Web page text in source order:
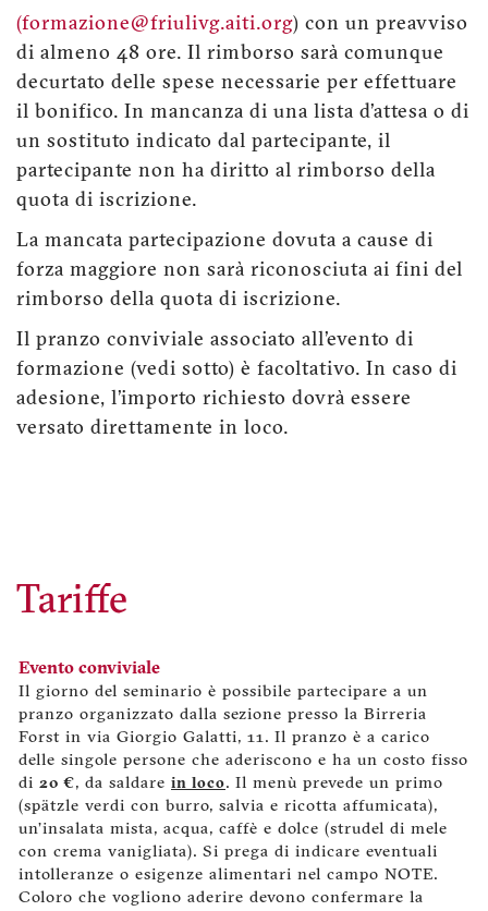
(formazione@friulivg.aiti.org) con un preavviso
di almeno 48 ore. Il rimborso sarà comunque
decurtato delle spese necessarie per effettuare
il bonifico. In mancanza di una lista d’attesa o di
un sostituto indicato dal partecipante, il
partecipante non ha diritto al rimborso della
quota di iscrizione.
La mancata partecipazione dovuta a cause di
forza maggiore non sarà riconosciuta ai fini del
rimborso della quota di iscrizione.
Il pranzo conviviale associato all’evento di
formazione (vedi sotto) è facoltativo. In caso di
adesione, l’importo richiesto dovrà essere
versato direttamente in loco.
Tariffe
Evento conviviale
Il giorno del seminario è possibile partecipare a un
pranzo organizzato dalla sezione presso la Birreria
Forst in via Giorgio Galatti, 11. Il pranzo è a carico
delle singole persone che aderiscono e ha un costo fisso
di 20 €, da saldare in loco. Il menù prevede un primo
(spätzle verdi con burro, salvia e ricotta affumicata),
un’insalata mista, acqua, caffè e dolce (strudel di mele
con crema vanigliata). Si prega di indicare eventuali
intolleranze o esigenze alimentari nel campo NOTE.
Coloro che vogliono aderire devono confermare la